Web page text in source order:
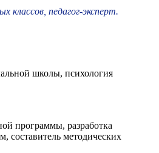
классов, педагог-эксперт.
школы, психология
программы, разработка
составитель методических